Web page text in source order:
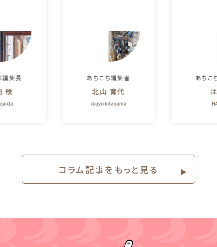
編集長
綾
あちこち編集者
北山 育代
ikuyo kitayama
あちこ
コラム記事をもっと⾒る